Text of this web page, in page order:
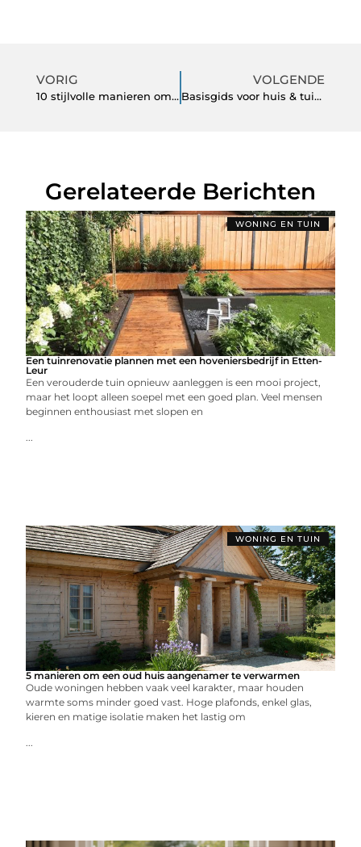
VORIG
10 stijlvolle manieren om Intersteel deurklinken te combineren met je woonstijl
VOLGENDE
Basisgids voor huis & tuin: simpel, schoon en groen
Gerelateerde Berichten
WONING EN TUIN
Een tuinrenovatie plannen met een hoveniersbedrijf in Etten-
Leur
Een verouderde tuin opnieuw aanleggen is een mooi project,
maar het loopt alleen soepel met een goed plan. Veel mensen
beginnen enthousiast met slopen en
...
WONING EN TUIN
5 manieren om een oud huis aangenamer te verwarmen
Oude woningen hebben vaak veel karakter, maar houden
warmte soms minder goed vast. Hoge plafonds, enkel glas,
kieren en matige isolatie maken het lastig om
...